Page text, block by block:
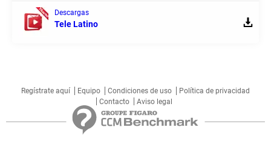
Descargas
Tele Latino
Regístrate aquí Equipo Condiciones de uso
Política de privacidad
Contacto
Aviso legal